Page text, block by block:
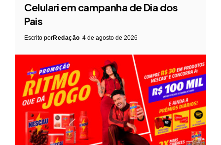
Celulari em campanha de Dia dos
Pais
Escrito porRedação 4 de agosto de 2026